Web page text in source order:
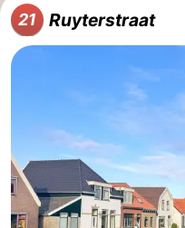
21 Ruyterstraat